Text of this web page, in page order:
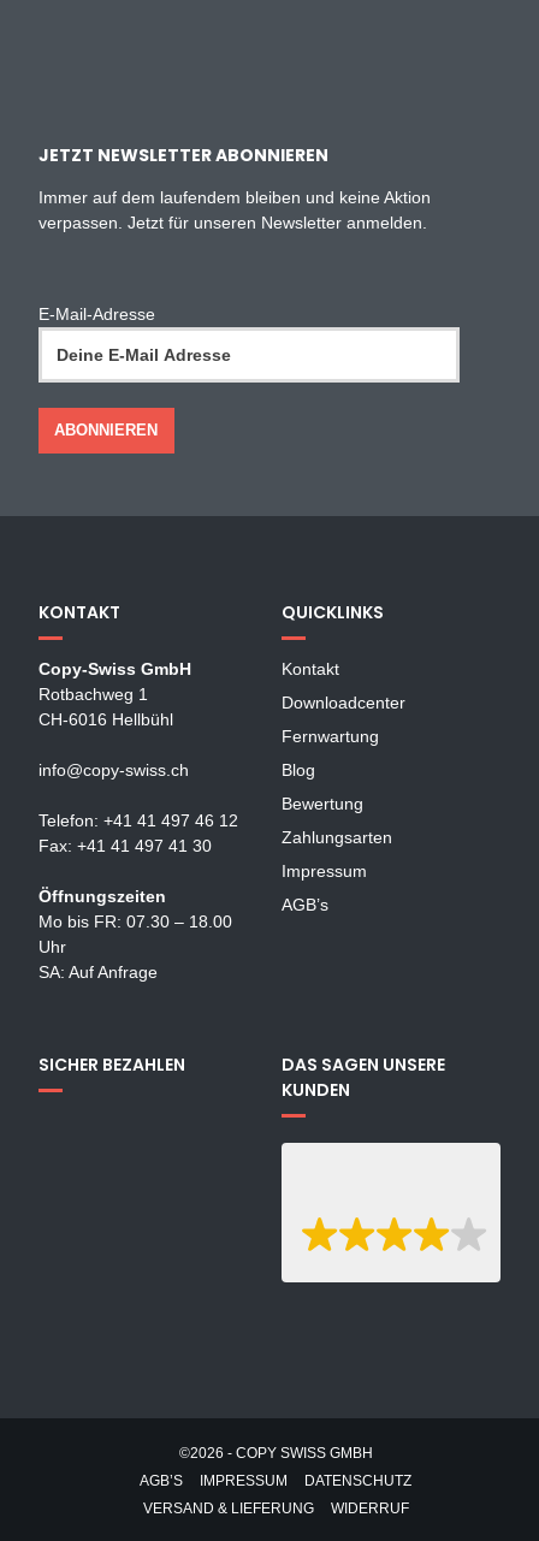
JETZT NEWSLETTER ABONNIEREN
Immer auf dem laufendem bleiben und keine Aktion
verpassen. Jetzt für unseren Newsletter anmelden.
E-Mail-Adresse
KONTAKT
Copy-Swiss GmbH
Rotbachweg 1
CH-6016 Hellbühl
info@copy-swiss.ch
Telefon: +41 41 497 46 12
Fax: +41 41 497 41 30
Öffnungszeiten
Mo bis FR: 07.30 – 18.00
Uhr
SA: Auf Anfrage
QUICKLINKS
Kontakt
Downloadcenter
Fernwartung
Blog
Bewertung
Zahlungsarten
Impressum
AGB’s
SICHER BEZAHLEN
DAS SAGEN UNSERE
KUNDEN
©2026 - COPY SWISS GMBH
AGB’S
IMPRESSUM
DATENSCHUTZ
VERSAND & LIEFERUNG
WIDERRUF